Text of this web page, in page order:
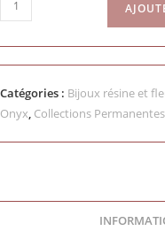
Catégories : Bijoux résine et
Onyx, Collections Permanentes